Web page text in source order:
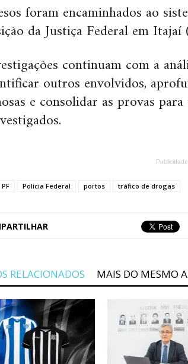
foram encaminhados ao
da Justiça Federal em Itajaí
continuam com a
outros envolvidos,
e consolidar as provas
Publicidade
PF Polícia Federal portos tráfico de drogas
RELACIONADOS MAIS DO MESMO